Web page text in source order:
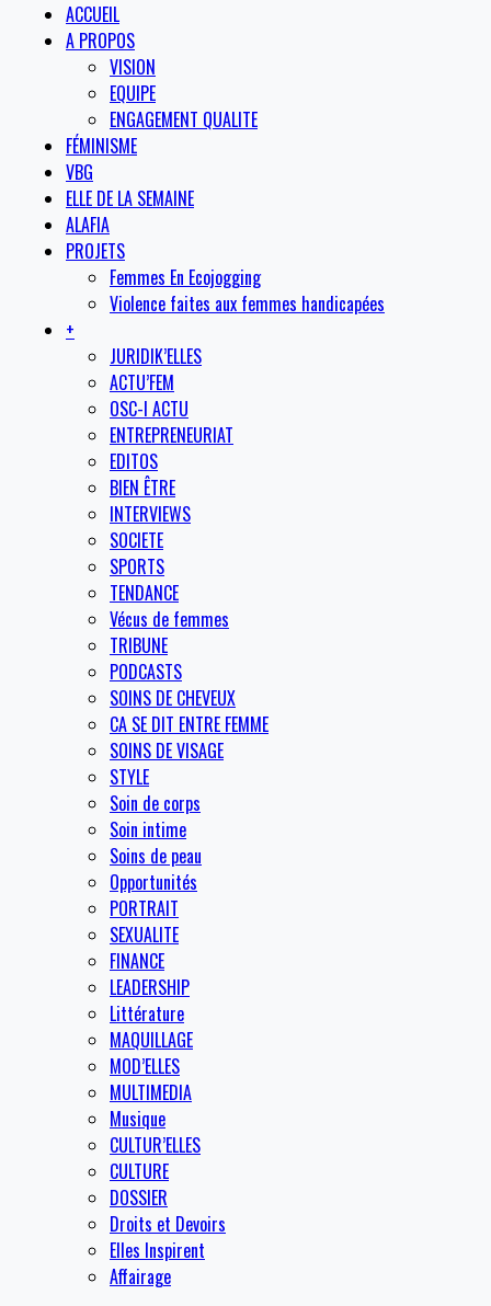
ACCUEIL
A PROPOS
VISION
EQUIPE
ENGAGEMENT QUALITE
FÉMINISME
VBG
ELLE DE LA SEMAINE
ALAFIA
PROJETS
Femmes En Ecojogging
Violence faites aux femmes handicapées
+
JURIDIK’ELLES
ACTU’FEM
OSC-I ACTU
ENTREPRENEURIAT
EDITOS
BIEN ÊTRE
INTERVIEWS
SOCIETE
SPORTS
TENDANCE
Vécus de femmes
TRIBUNE
PODCASTS
SOINS DE CHEVEUX
CA SE DIT ENTRE FEMME
SOINS DE VISAGE
STYLE
Soin de corps
Soin intime
Soins de peau
Opportunités
PORTRAIT
SEXUALITE
FINANCE
LEADERSHIP
Littérature
MAQUILLAGE
MOD’ELLES
MULTIMEDIA
Musique
CULTUR’ELLES
CULTURE
DOSSIER
Droits et Devoirs
Elles Inspirent
Affairage